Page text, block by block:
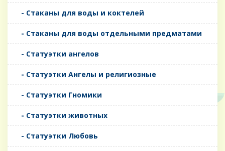
- Стаканы для воды и коктелей
- Стаканы для воды отдельными предматами
- Статуэтки ангелов
- Статуэтки Ангелы и религиозные
- Статуэтки Гномики
- Статуэтки животных
- Статуэтки Любовь